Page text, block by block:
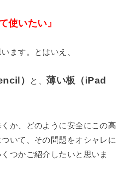
使いたい』
ます。とはいえ、
） と、薄い板（iPad
か、どのように安全にこの高
いて、その問題をオシャレに
つかご紹介したいと思いま